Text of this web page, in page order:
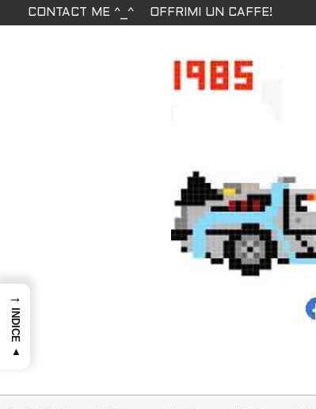
CONTACT ME ^_^ OFFRIMI UN CAFFE!
→
INDICE ▲